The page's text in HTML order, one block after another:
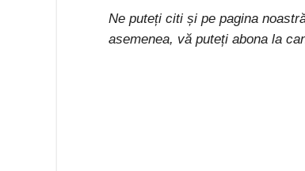
Ne puteți citi și pe pagina
asemenea, vă puteți abona la